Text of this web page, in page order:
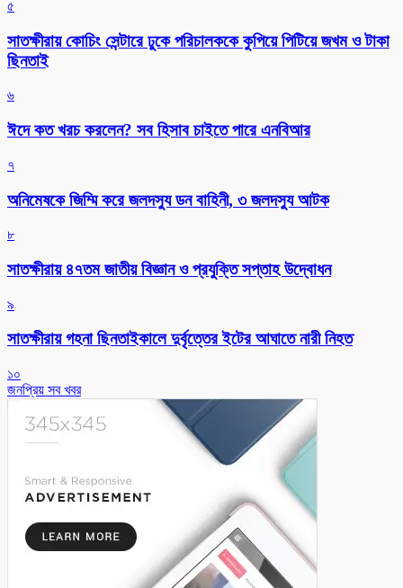
৫
সাতক্ষীরায় কোচিং সেন্টারে ঢুকে পরিচালককে কুপিয়ে পিটিয়ে জখম ও টাকা
ছিনতাই
৬
ঈদে কত খরচ করলেন? সব হিসাব চাইতে পারে এনবিআর
৭
অনিমেষকে জিম্মি করে জলদস্যু ডন বাহিনী, ৩ জলদস্যু আটক
৮
সাতক্ষীরায় ৪৭তম জাতীয় বিজ্ঞান ও প্রযুক্তি সপ্তাহ উদ্বোধন
৯
সাতক্ষীরায় গহনা ছিনতাইকালে দুর্বৃত্তের ইটের আঘাতে নারী নিহত
১০
জনপ্রিয় সব খবর